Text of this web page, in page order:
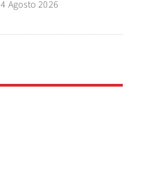
4 Agosto 2026